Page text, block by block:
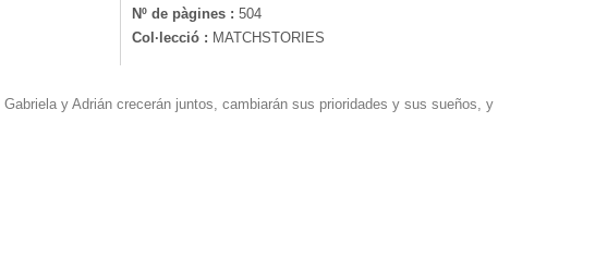
Nº de pàgines : 504
Col·lecció : MATCHSTORIES
Gabriela y Adrián crecerán juntos, cambiarán sus prioridades y sus sueños, y